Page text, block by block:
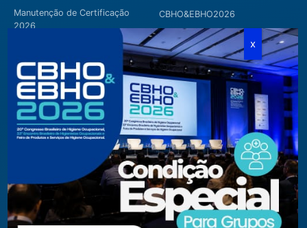
Manutenção de Certificação
2026
CBHO&EBHO2026
Cursos Modulares
Eventos Apoiados
Eventos Regionais
Loja
Fone/Fax: